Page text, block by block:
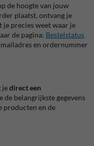
de hoogte van jouw
plaatst, ontvang je
je precies weet waar je
de pagina: Bestelstatus
en ordernummer
jedirect een
de belangrijkste gegevens
producten en de